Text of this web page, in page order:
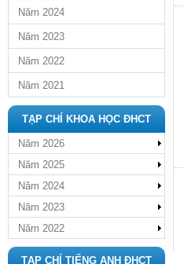
Năm 2024
Năm 2023
Năm 2022
Năm 2021
TẠP CHÍ KHOA HỌC ĐHCT
Năm 2026
Năm 2025
Năm 2024
Năm 2023
Năm 2022
TẠP CHÍ TIẾNG ANH ĐHCT